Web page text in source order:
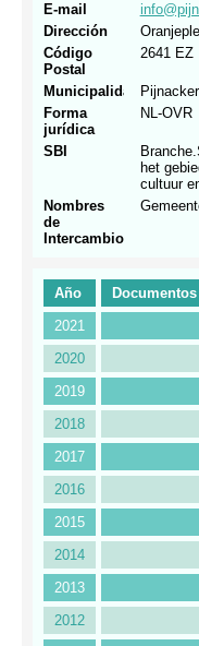
Año
Documentos
2021
2020
2019
2018
2017
2016
2015
2014
2013
2012
E-mail
Dirección
Código
Postal
2641 EZ
Municipalidad
Pijnacker
Forma
jurídica
NL-OVR
SBI
het
cultuur
Nombres
de
Intercambio